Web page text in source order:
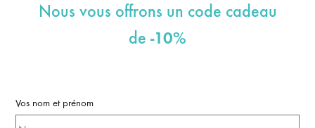
Nous vous offrons un code cadeau
de -10%
Vos nom et prénom